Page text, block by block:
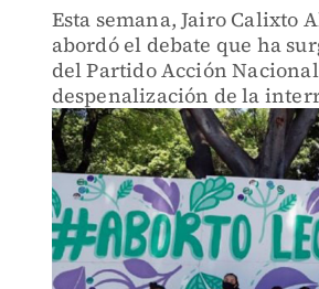
Esta semana, Jairo Calixto
abordó el debate que ha
del Partido Acción
despenalización de la
embarazo en el Estado de